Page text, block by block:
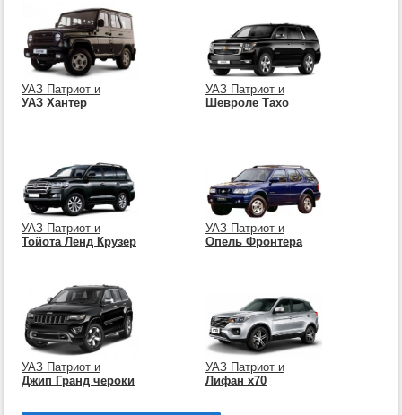
УАЗ Патриот и
УАЗ Хантер
УАЗ Патриот и
Шевроле Тахо
УАЗ Патриот и
Тойота Ленд Крузер
УАЗ Патриот и
Опель Фронтера
УАЗ Патриот и
Джип Гранд чероки
УАЗ Патриот и
Лифан х70